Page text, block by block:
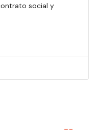
social y